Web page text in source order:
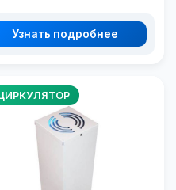
Узнать подробнее